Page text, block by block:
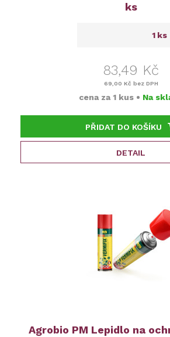
ks
ks
83,49 Kč
69,00 Kč bez DPH
cena za 1 kus • Na
PŘIDAT DO KOŠÍKU
DETAIL
Agrobio PM Lepidlo na